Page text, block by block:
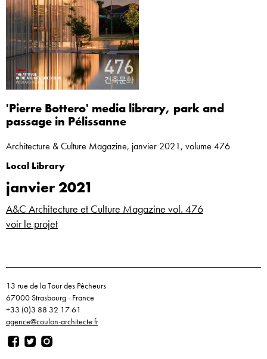
'Pierre Bottero' media library, park and
passage in Pélissanne
Architecture & Culture Magazine, janvier 2021, volume 476
Local Library
janvier 2021
A&C Architecture et Culture Magazine vol. 476
voir le projet
13 rue de la Tour des Pêcheurs
67000 Strasbourg - France
+33 (0)3 88 32 17 61
agence@coulon-architecte.fr